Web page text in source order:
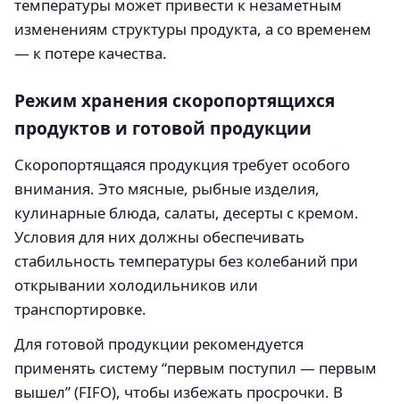
температуры может привести к незаметным
изменениям структуры продукта, а со временем
— к потере качества.
Режим хранения скоропортящихся
продуктов и готовой продукции
Скоропортящаяся продукция требует особого
внимания. Это мясные, рыбные изделия,
кулинарные блюда, салаты, десерты с кремом.
Условия для них должны обеспечивать
стабильность температуры без колебаний при
открывании холодильников или
транспортировке.
Для готовой продукции рекомендуется
применять систему “первым поступил — первым
вышел” (FIFO), чтобы избежать просрочки. В